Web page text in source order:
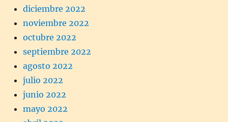
diciembre 2022
noviembre 2022
octubre 2022
septiembre 2022
agosto 2022
julio 2022
junio 2022
mayo 2022